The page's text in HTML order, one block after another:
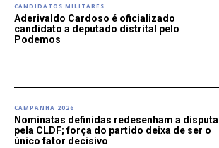
CANDIDATOS MILITARES
Aderivaldo Cardoso é oficializado
candidato a deputado distrital pelo
Podemos
CAMPANHA 2026
Nominatas definidas redesenham a disputa
pela CLDF; força do partido deixa de ser o
único fator decisivo